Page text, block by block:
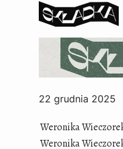
Weronika
Weronika
22 grudnia 2025